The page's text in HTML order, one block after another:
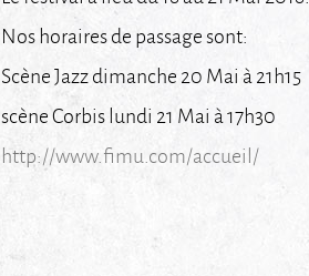
Nos horaires de passage sont:
Scène Jazz dimanche 20 Mai à 21h15
scène Corbis lundi 21 Mai à 17h30
http://www.fimu.com/accueil/